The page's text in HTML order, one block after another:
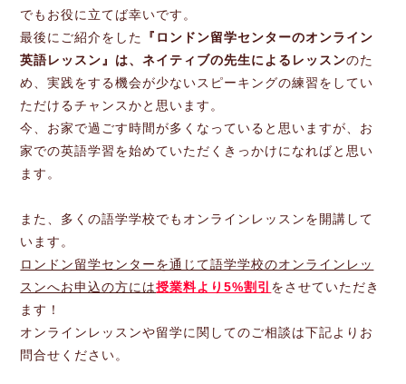
でもお役に立てば幸いです。
最後にご紹介をした
『ロンドン留学センターのオンライン
英語レッスン』は、ネイティブの先生によるレッスンのた
め、実践をする機会が少ないスピーキングの練習をしてい
ただけるチャンスかと思います。
今、お家で過ごす時間が多くなっていると思いますが、お
家での英語学習を始めていただくきっかけになればと思い
ます。
また、多くの語学学校でもオンラインレッスンを開講して
います。
ロンドン留学センターを通じて語学学校のオンラインレッ
スンへお申込の方には授業料より5%割引 をさせていただき
ます！
オンラインレッスンや留学に関してのご相談は下記よりお
問合せください。